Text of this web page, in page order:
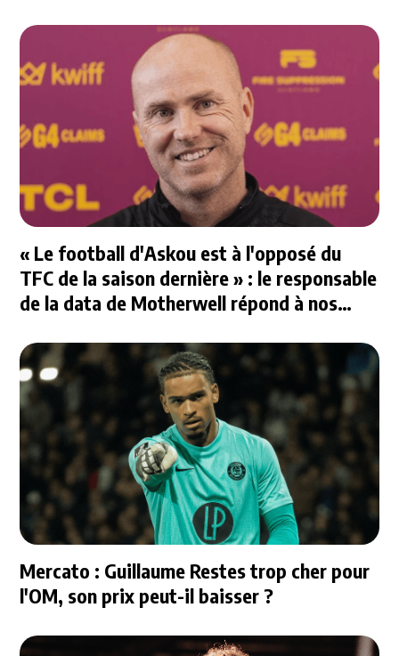
« Le football d'Askou est à l'opposé du
TFC de la saison dernière » : le responsable
de la data de Motherwell répond à nos
Mercato : Guillaume Restes trop cher pour
l'OM, son prix peut-il baisser ?